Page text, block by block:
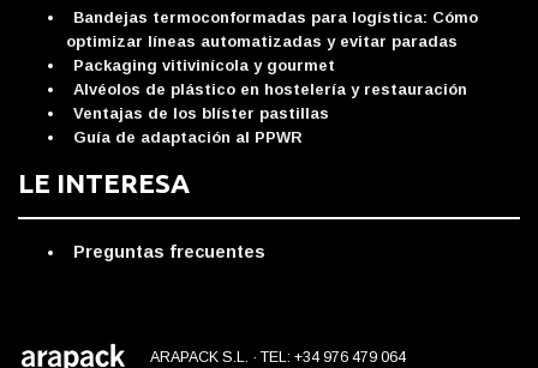
Bandejas termoconformadas para logística: Cómo
optimizar líneas automatizadas y evitar paradas
Packaging vitivinícola y gourmet
Alvéolos de plástico en hostelería y restauración
Ventajas de los blíster pastillas
Guía de adaptación al PPWR
LE INTERESA
Preguntas frecuentes
ARAPACK S.L. · TEL: +34 976 479 064